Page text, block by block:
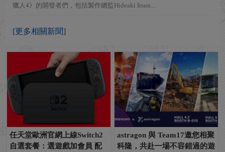
獵人4》的開發者們，包括製作總監Hideaki Itsun...
[更多相關新聞]
任天堂歐洲官網上線Switch2
自選套餐：選遊戲加會員 配
astragon 與 Team17邀您相聚
科隆，共赴一場不容錯過的遊